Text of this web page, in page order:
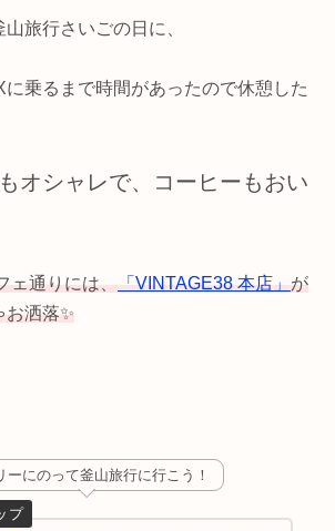
旅行さいごの日に、
に乗るまで時間があったので休憩した
オシャレで、コーヒーもおい
ェ通りには、「VINTAGE38 本店」が
お洒落✨
ーにのって釜山旅行に行こう！